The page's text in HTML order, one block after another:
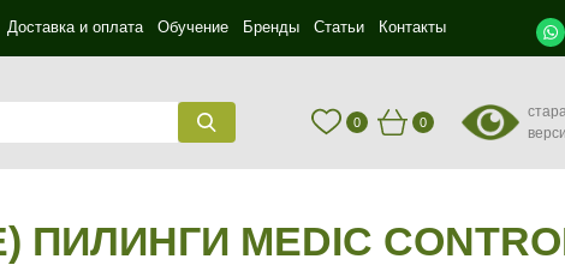
Доставка и оплата Обучение Бренды Статьи Контакты
0 0
MEDIC